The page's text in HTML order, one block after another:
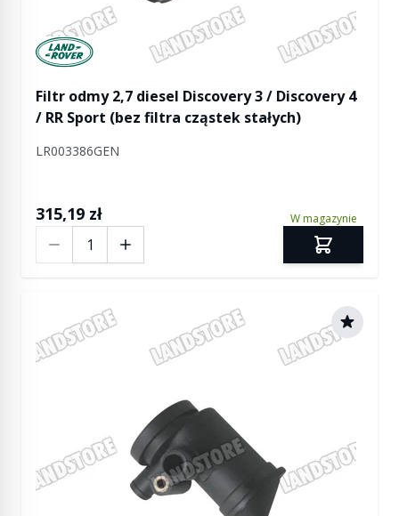
Manufactured by Land rover
Filtr odmy 2,7 diesel Discovery 3 / Discovery 4
/ RR Sport (bez filtra cząstek stałych)
LR003386GEN
315,19 zł W magazynie